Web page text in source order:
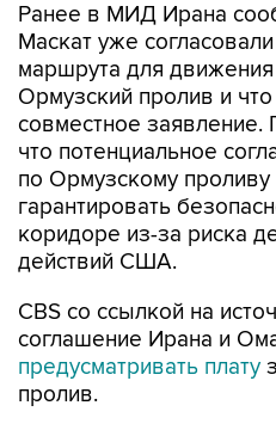
Ранее в МИД Ирана
Маскат уже
маршрута для
Ормузский пролив и
совместное заявление.
что потенциальное
по Ормузскому
гарантировать
коридоре из-за риска
действий США.
CBS со ссылкой на
соглашение Ирана и
предусматривать плату
пролив.